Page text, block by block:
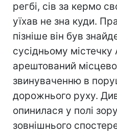
регбі, сів за кермо
уїхав не зна куди.
пізніше він був
сусідньому містечку
арештований
звинуваченню в
дорожнього руху.
опинилася у полі
зовнішнього